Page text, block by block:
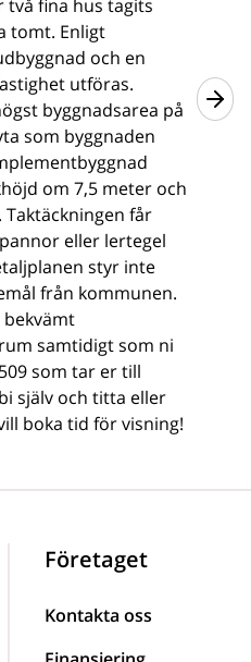
fina hus tagits
tomt. Enligt
och en
utföras.
byggnadsarea på
som byggnaden
om 7,5 meter och
får
eller lertegel
styr inte
från kommunen.
samtidigt som ni
som tar er till
själv och titta eller
boka tid för visning!
Företaget
Kontakta oss